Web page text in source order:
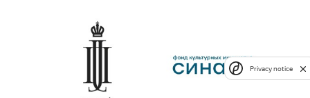
Privacy notice